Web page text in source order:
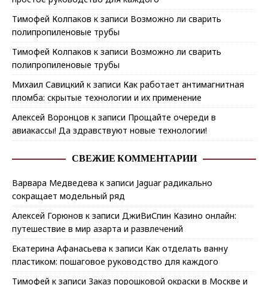
Тимофей Колпаков к записи Возможно ли сварить
полипропиленовые трубы
Тимофей Колпаков к записи Возможно ли сварить
полипропиленовые трубы
Михаил Савицкий к записи Как работает антимагнитная
пломба: скрытые технологии и их применение
Алексей Воронцов к записи Прощайте очереди в
авиакассы! Да здравствуют новые технологии!
СВЕЖИЕ КОММЕНТАРИИ
Варвара Медведева к записи Jaguar радикально
сокращает модельный ряд
Алексей Горюнов к записи ДжиВиСпин Казино онлайн:
путешествие в мир азарта и развлечений
Екатерина Афанасьева к записи Как отделать ванну
пластиком: пошаговое руководство для каждого
Тимофей к записи Заказ порошковой окраски в Москве и